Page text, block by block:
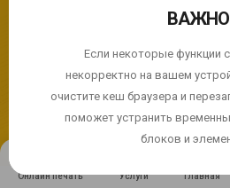
Онлайн печать Услуги Главная
Если сайт работает
© 2004 - 2026 Express Print ™.
Мы
Продолжая использовать
использованием
ПРИНЯТЬ
ВАЖНО
Если некоторые функции
некорректно на вашем
очистите кеш браузера и
поможет устранить
блоков и